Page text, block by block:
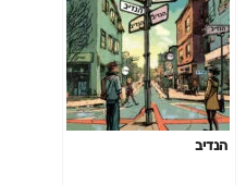
הנדיב